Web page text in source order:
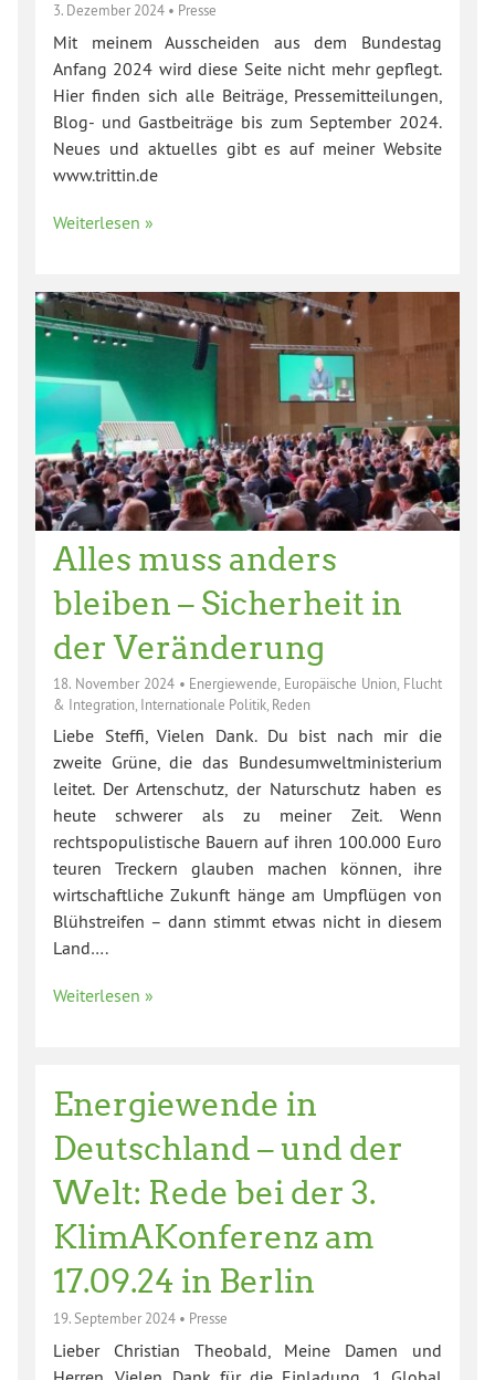
3. Dezember 2024 • Presse
Mit meinem Ausscheiden aus dem Bundestag
Anfang 2024 wird diese Seite nicht mehr gepflegt.
Hier finden sich alle Beiträge, Pressemitteilungen,
Blog- und Gastbeiträge bis zum September 2024.
Neues und aktuelles gibt es auf meiner Website
www.trittin.de
Weiterlesen »
Alles muss anders
bleiben – Sicherheit in
der Veränderung
18. November 2024• Energiewende Europäische Union Flucht
& Integration Internationale Politik Reden
Liebe Steffi, Vielen Dank. Du bist nach mir die
zweite Grüne, die das Bundesumweltministerium
leitet. Der Artenschutz, der Naturschutz haben es
heute schwerer als zu meiner Zeit. Wenn
rechtspopulistische Bauern auf ihren 100.000 Euro
teuren Treckern glauben machen können, ihre
wirtschaftliche Zukunft hänge am Umpflügen von
Blühstreifen – dann stimmt etwas nicht in diesem
Land….
Weiterlesen »
Energiewende in
Deutschland – und der
Welt: Rede bei der 3.
KlimAKonferenz am
17.09.24 in Berlin
19. September 2024 • Presse
Lieber Christian Theobald, Meine Damen und